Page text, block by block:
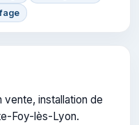
vente, installation de
Foy-lès-Lyon.